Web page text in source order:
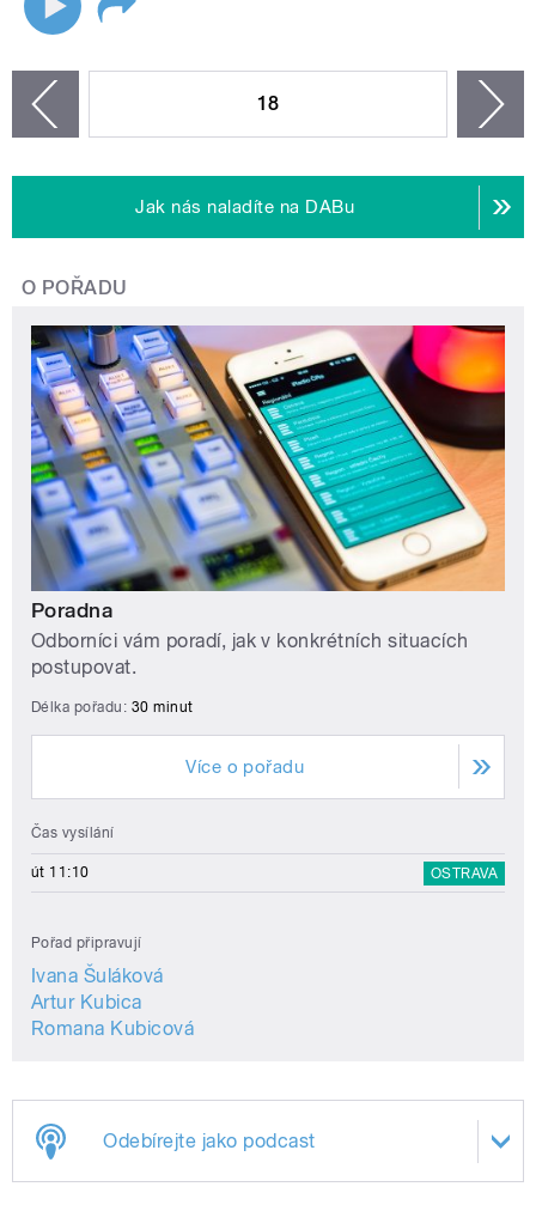
18
Jak nás naladíte na DABu
O POŘADU
Poradna
Odborníci vám poradí, jak v konkrétních situacích
postupovat.
Délka pořadu: 30 minut
Více o pořadu
Čas vysílání
út 11:10 OSTRAVA
Pořad připravují
Ivana Šuláková
Artur Kubica
Romana Kubicová
Odebírejte jako podcast